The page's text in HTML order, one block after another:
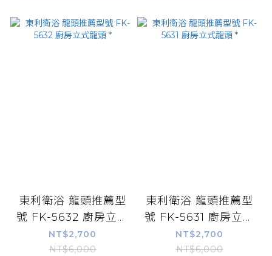
東利衛浴 龍頭推薦型
號 FK-5632 廚房立式
龍頭 *
NT$2,700
NT$6,000
東利衛浴 龍頭推薦型
號 FK-5631 廚房立式
龍頭 *
NT$2,700
NT$6,000